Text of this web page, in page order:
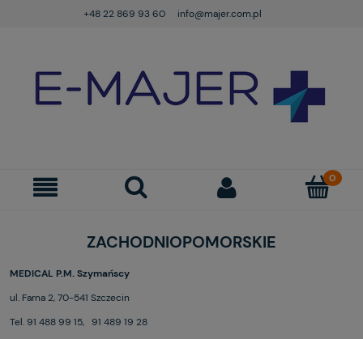
+48 22 869 93 60 info@majer.com.pl
ZACHODNIOPOMORSKIE
MEDICAL P.M. Szymańscy
ul. Farna 2, 70-541 Szczecin
Tel. 91 488 99 15, 91 489 19 28